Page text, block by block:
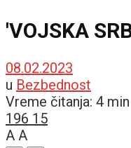
'VOJSKA
08.02.2023
u Bezbednost
Vreme čitanja: 4
196 15
A A